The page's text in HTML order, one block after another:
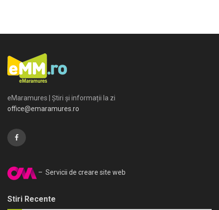
eMaramures | Știri și informații la zi
office@emaramures.ro
– Servicii de creare site web
Stiri Recente